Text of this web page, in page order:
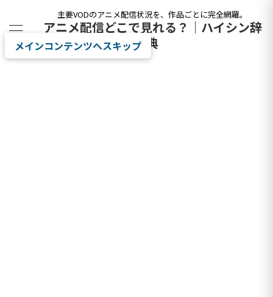
主要VODのアニメ配信状況を、作品ごとに完全網羅。
アニメ配信どこで見れる？｜ハイシン辞
典
メインコンテンツへスキップ